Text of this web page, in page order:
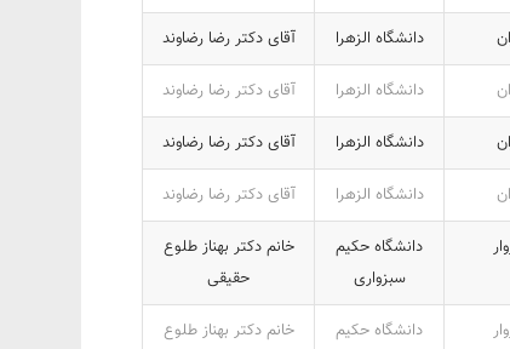
دانشگاه الزهرا آقای دکتر رضا رضاوند
دانشگاه الزهرا آقای دکتر رضا رضاوند
دانشگاه الزهرا آقای دکتر رضا رضاوند
دانشگاه الزهرا آقای دکتر رضا رضاوند
دانشگاه حکیم
سبزواری
خانم دکتر بهناز طلوع
حقیقی
دانشگاه حکیم
خانم دکتر بهناز طلوع